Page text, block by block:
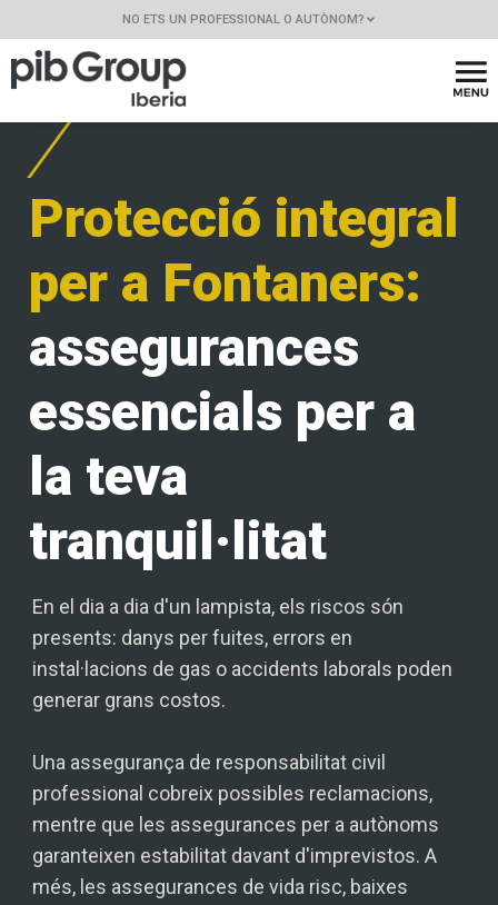
NO ETS UN PROFESSIONAL O AUTÒNOM?
Protecció integral
per a Fontaners:
assegurances
essencials per a
la teva
tranquil·litat
En el dia a dia d'un lampista, els riscos són
presents: danys per fuites, errors en
instal·lacions de gas o accidents laborals poden
generar grans costos.
Una assegurança de responsabilitat civil
professional cobreix possibles reclamacions,
mentre que les assegurances per a autònoms
garanteixen estabilitat davant d'imprevistos. A
més, les assegurances de vida risc, baixes